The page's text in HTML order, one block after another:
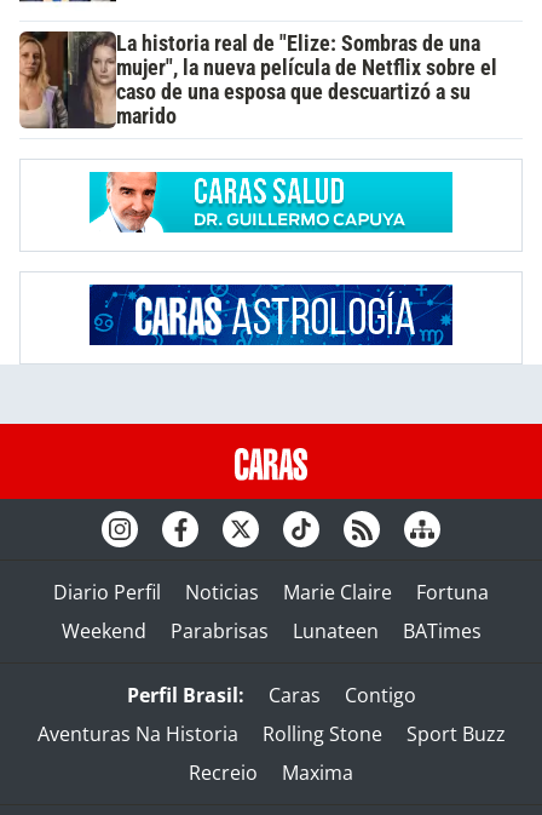
La historia real de "Elize: Sombras de una
mujer", la nueva película de Netflix sobre el
caso de una esposa que descuartizó a su
marido
Diario Perfil Noticias Marie Claire
Fortuna
Weekend
Parabrisas Lunateen BATimes
Perfil Brasil: Caras
Contigo
Aventuras Na Historia
Rolling Stone
Sport Buzz
Recreio
Maxima